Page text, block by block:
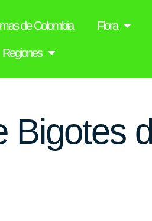
de Colombia Flora
Regiones
Bigotes